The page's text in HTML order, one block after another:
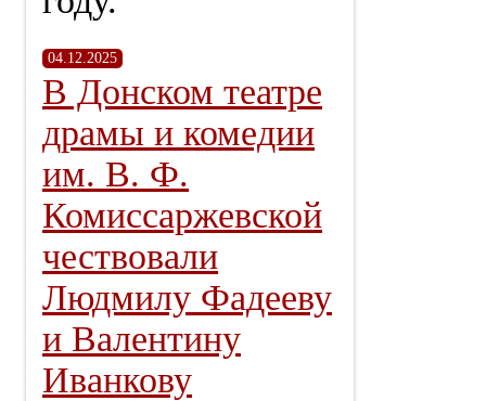
04.12.2025
В Донском театре
драмы и комедии
им. В. Ф.
Комиссаржевской
чествовали
Людмилу Фадееву
и Валентину
Иванкову